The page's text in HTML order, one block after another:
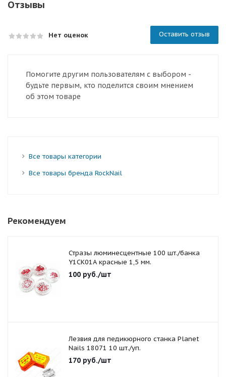
Отзывы
Нет оценок Оставить отзыв
Помогите другим пользователям с выбором -
будьте первым, кто поделится своим мнением
об этом товаре
Все товары категории
Все товары бренда RockNail
Рекомендуем
Стразы люминесцентные 100 шт./банка
Y1CK01A красные 1,5 мм.
100 руб./шт
Лезвия для педикюрного станка Planet
Nails 18071 10 шт./уп.
170 руб./шт